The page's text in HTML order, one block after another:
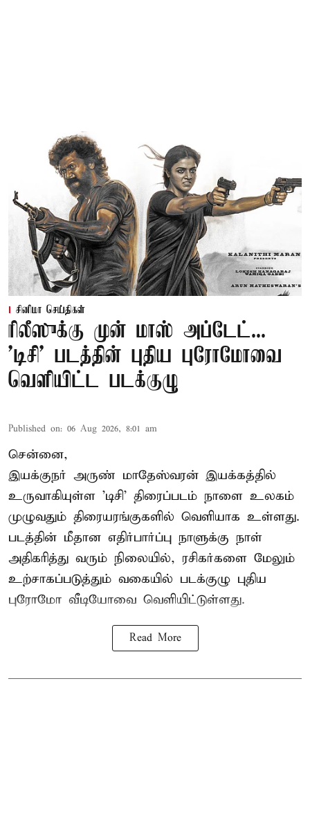
சினிமா செய்திகள்
ரிலீஸுக்கு முன் மாஸ் அப்டேட்...
'டிசி' படத்தின் புதிய புரோமோவை
வெளியிட்ட படக்குழு
Published on: 06 Aug 2026, 8:01 am
சென்னை,
இயக்குநர் அருண் மாதேஸ்வரன் இயக்கத்தில்
உருவாகியுள்ள 'டிசி' திரைப்படம் நாளை உலகம்
முழுவதும் திரையரங்குகளில் வெளியாக உள்ளது.
படத்தின் மீதான எதிர்பார்ப்பு நாளுக்கு நாள்
அதிகரித்து வரும் நிலையில், ரசிகர்களை மேலும்
உற்சாகப்படுத்தும் வகையில் படக்குழு புதிய
புரோமோ வீடியோவை வெளியிட்டுள்ளது.
Read More